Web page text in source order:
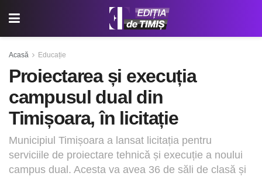
Acasă Educație
Proiectarea și execuția
campusul dual din
Timișoara, în licitație
Municipiul Timișoara a lansat licitația pentru
serviciile de proiectare tehnică și execuție a noului
campus dual. Acesta va avea 36 de săli de clasă și